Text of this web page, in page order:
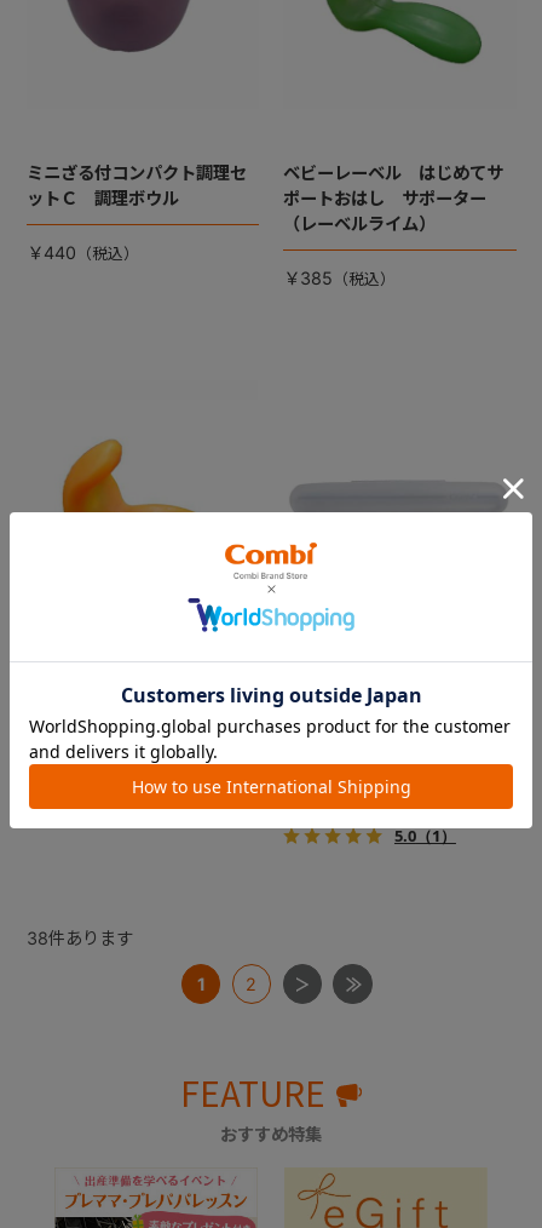
ミニざる付コンパクト調理セ
ットＣ 調理ボウル
￥440
ベビーレーベル はじめてサ
ポートおはし サポーター
（レーベルライム）
￥385
ポートおはし サポーター
（レーベルネーブル）
ーン 専用ケース
※テテオ ゴックンスプーンま
たはモグモグスプーンが１本
入ります
￥330
5.0（1）
38件あります
1 2
FEATURE
おすすめ特集